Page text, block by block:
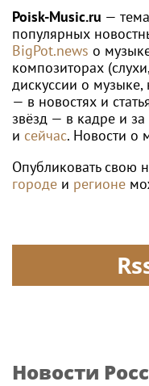
Poisk-Music.ru —
популярных
BigPot.news о
композиторах
дискуссии о музыке,
— в новостях и
звёзд — в кадре и
и сейчас. Новости о
Опубликовать свою
городе и регионе
Новости